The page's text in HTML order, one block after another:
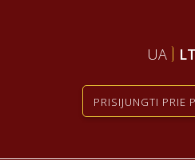
UA LT
PRISIJUNGTI PRIE